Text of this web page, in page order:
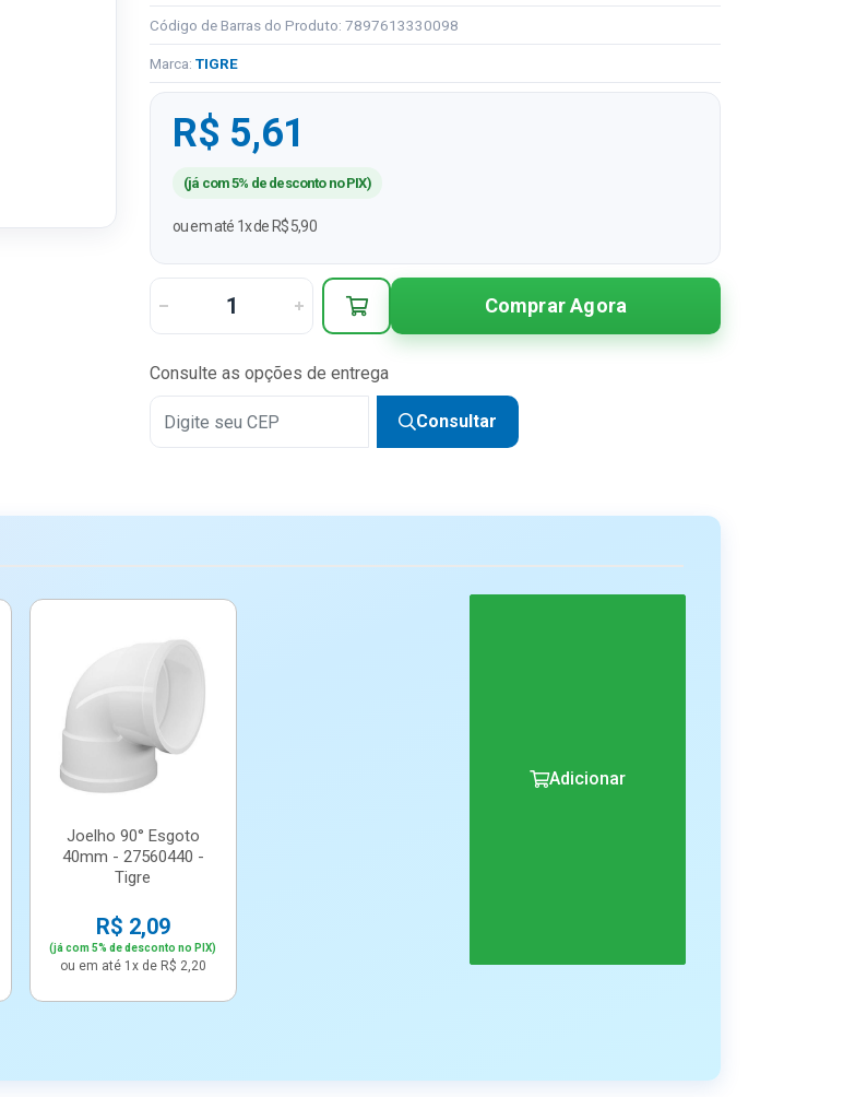
Código de Barras do Produto: 7897613330098
Marca: TIGRE
R$ 5,61
(já com 5% de desconto no PIX)
ou em até 1x de R$ 5,90
Comprar Agora
Consulte as opções de entrega
Consultar
Joelho 90° Esgoto
40mm - 27560440 -
Tigre
R$ 2,09
(já com 5% de desconto no PIX)
ou em até 1x de R$ 2,20
Adicionar